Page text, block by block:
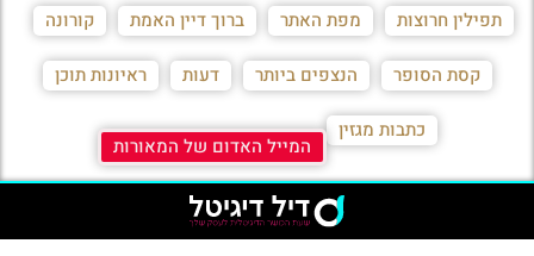
תפילין חרוצות מפת האתר ברוך דיין האמת קורונה
קסת הסופר הנצפים ביותר דעות ראיונות תוכן
כתבות מגזין
המייל האדום של המאורות